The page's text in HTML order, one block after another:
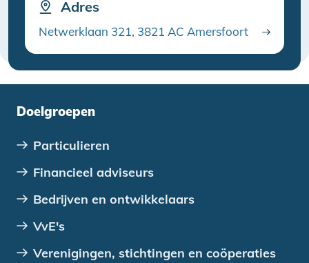
Adres
Netwerklaan 321, 3821 AC Amersfoort
Doelgroepen
Particulieren
Financieel adviseurs
Bedrijven en ontwikkelaars
VvE's
Verenigingen, stichtingen en coöperaties